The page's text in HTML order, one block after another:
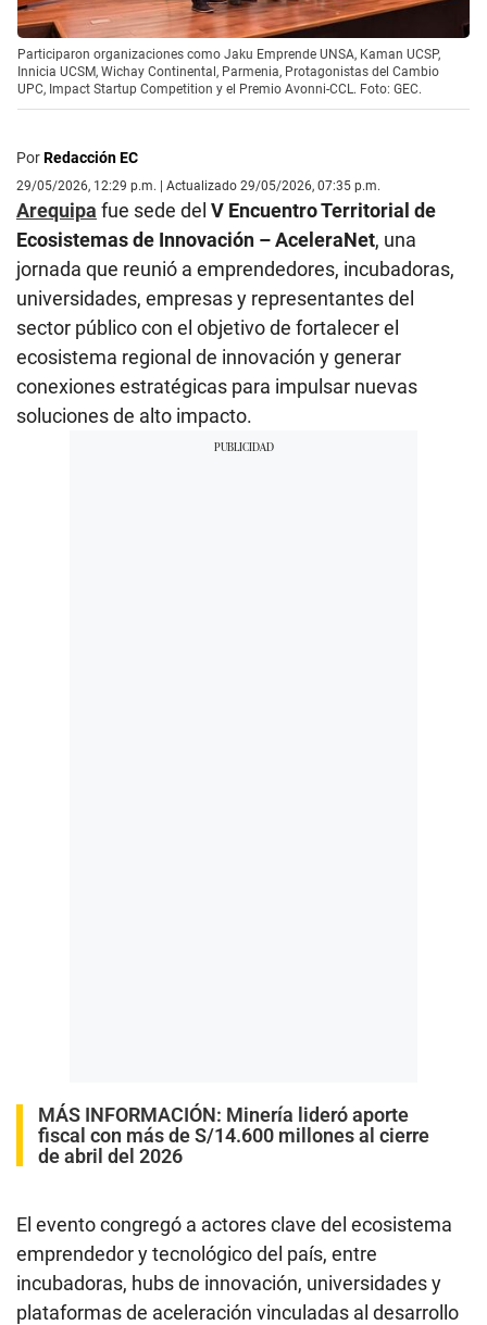
Participaron organizaciones como Jaku Emprende UNSA, Kaman UCSP,
Innicia UCSM, Wichay Continental, Parmenia, Protagonistas del Cambio
UPC, Impact Startup Competition y el Premio Avonni-CCL. Foto: GEC.
PorRedacción EC
29/05/2026, 12:29 p.m. | Actualizado 29/05/2026, 07:35 p.m.
Arequipa fue sede del V Encuentro Territorial de
Ecosistemas de Innovación – AceleraNet, una
jornada que reunió a emprendedores, incubadoras,
universidades, empresas y representantes del
sector público con el objetivo de fortalecer el
ecosistema regional de innovación y generar
conexiones estratégicas para impulsar nuevas
soluciones de alto impacto.
MÁS INFORMACIÓN: Minería lideró aporte
fiscal con más de S/14.600 millones al cierre
de abril del 2026
El evento congregó a actores clave del ecosistema
emprendedor y tecnológico del país, entre
incubadoras, hubs de innovación, universidades y
plataformas de aceleración vinculadas al desarrollo